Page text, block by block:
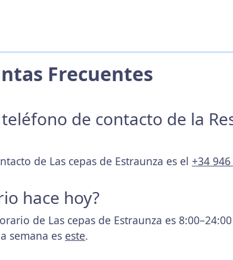
Frecuentes
teléfono de contacto de la
de Las cepas de Estraunza es el +34
hace hoy?
de Las cepas de Estraunza es
semana es este.